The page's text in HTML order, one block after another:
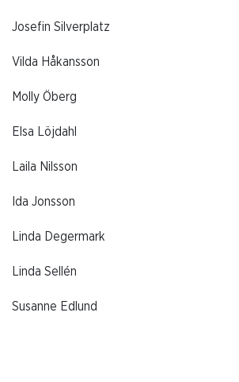
Josefin Silverplatz
Vilda Håkansson
Molly Öberg
Elsa Löjdahl
Laila Nilsson
Ida Jonsson
Linda Degermark
Linda Sellén
Susanne Edlund